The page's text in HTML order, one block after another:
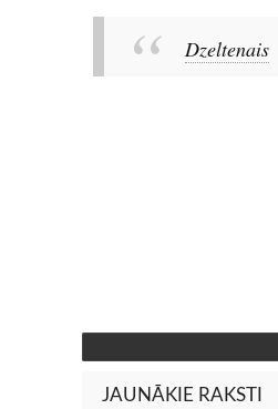
Dzeltenais
JAUNĀKIE RAKSTI